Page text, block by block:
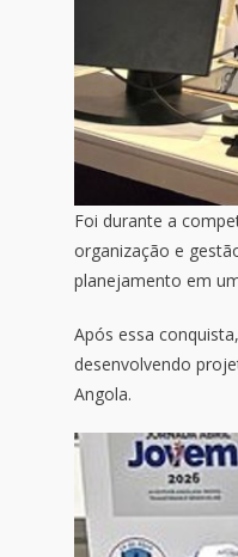
Foi durante a
organização e
planejamento em
Após essa
desenvolvendo
Angola.